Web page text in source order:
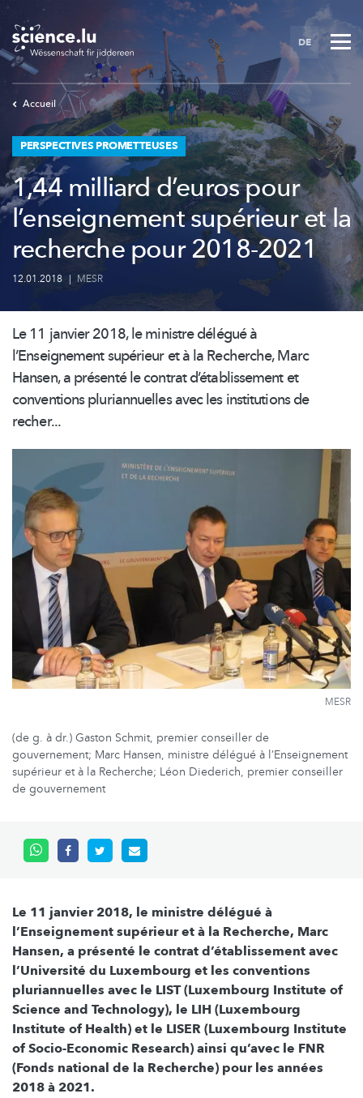
Skip
main
content
DE
Accueil
PERSPECTIVES PROMETTEUSES
1,44 milliard d’euros pour
l’enseignement supérieur et la
recherche pour 2018-2021
12.01.2018 | MESR
Le 11 janvier 2018, le ministre délégué à
l’Enseignementsupérieur et à la Recherche, Marc
Hansen, a présenté le contratd’établissementet
conventionspluriannuellesavec les institutions de
recher...
MESR
(de g. à dr.) Gaston Schmit, premier conseiller de
gouvernement; Marc Hansen, ministre délégué à l’Enseignement
supérieur et à la Recherche; Léon Diederich, premier conseiller
de gouvernement
Le 11 janvier 2018, le ministre délégué à
l’Enseignement supérieur et à la Recherche, Marc
Hansen, a présenté le contrat d’établissement avec
l’Université du Luxembourg et les conventions
pluriannuelles avec le LIST (Luxembourg Institute of
Science and Technology), le LIH (Luxembourg
Institute of Health) et le LISER (Luxembourg Institute
of Socio-Economic Research) ainsi qu’avec le FNR
(Fonds national de la Recherche) pour les années
2018 à 2021.